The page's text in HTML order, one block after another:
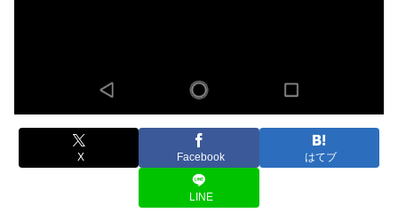
X Facebook はてブ
LINE